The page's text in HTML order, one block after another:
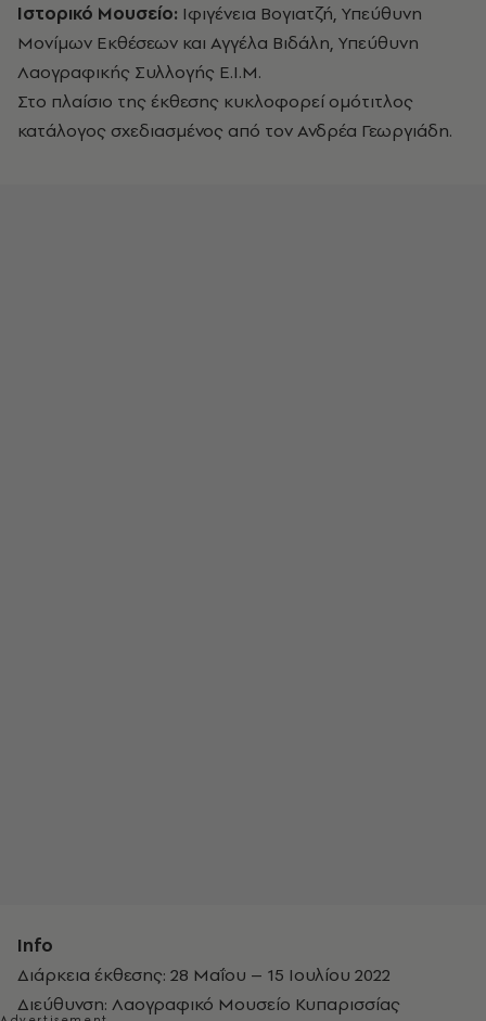
Ιστορικό Μουσείο: Ιφιγένεια Βογιατζή, Υπεύθυνη
Μονίμων Εκθέσεων και Αγγέλα Βιδάλη, Υπεύθυνη
Λαογραφικής Συλλογής Ε.Ι.Μ.
Στο πλαίσιο της έκθεσης κυκλοφορεί ομότιτλος
κατάλογος σχεδιασμένος από τον Ανδρέα Γεωργιάδη.
Info
Διάρκεια έκθεσης: 28 Μαΐου – 15 Ιουλίου 2022
Διεύθυνση: Λαογραφικό Μουσείο Κυπαρισσίας